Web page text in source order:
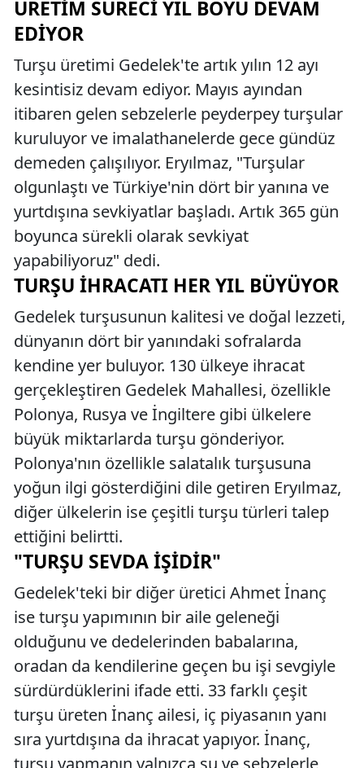
ÜRETIM SÜRECI YIL BOYU DEVAM
EDIYOR
Turşu üretimi Gedelek'te artık yılın 12 ayı
kesintisiz devam ediyor. Mayıs ayından
itibaren gelen sebzelerle peyderpey turşular
kuruluyor ve imalathanelerde gece gündüz
demeden çalışılıyor. Eryılmaz, "Turşular
olgunlaştı ve Türkiye'nin dört bir yanına ve
yurtdışına sevkiyatlar başladı. Artık 365 gün
boyunca sürekli olarak sevkiyat
yapabiliyoruz" dedi.
TURŞU İHRACATI HER YIL BÜYÜYOR
Gedelek turşusunun kalitesi ve doğal lezzeti,
dünyanın dört bir yanındaki sofralarda
kendine yer buluyor. 130 ülkeye ihracat
gerçekleştiren Gedelek Mahallesi, özellikle
Polonya, Rusya ve İngiltere gibi ülkelere
büyük miktarlarda turşu gönderiyor.
Polonya'nın özellikle salatalık turşusuna
yoğun ilgi gösterdiğini dile getiren Eryılmaz,
diğer ülkelerin ise çeşitli turşu türleri talep
ettiğini belirtti.
"TURŞU SEVDA İŞIDIR"
Gedelek'teki bir diğer üretici Ahmet İnanç
ise turşu yapımının bir aile geleneği
olduğunu ve dedelerinden babalarına,
oradan da kendilerine geçen bu işi sevgiyle
sürdürdüklerini ifade etti. 33 farklı çeşit
turşu üreten İnanç ailesi, iç piyasanın yanı
sıra yurtdışına da ihracat yapıyor. İnanç,
turşu yapmanın yalnızca su ve sebzelerle